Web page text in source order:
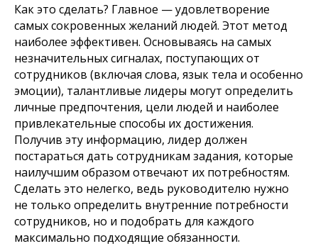
Как это сделать? Главное — удовлетворение
самых сокровенных желаний людей. Этот метод
наиболее эффективен. Основываясь на самых
незначительных сигналах, поступающих от
сотрудников (включая слова, язык тела и особенно
эмоции), талантливые лидеры могут определить
личные предпочтения, цели людей и наиболее
привлекательные способы их достижения.
Получив эту информацию, лидер должен
постараться дать сотрудникам задания, которые
наилучшим образом отвечают их потребностям.
Сделать это нелегко, ведь руководителю нужно
не только определить внутренние потребности
сотрудников, но и подобрать для каждого
максимально подходящие обязанности.